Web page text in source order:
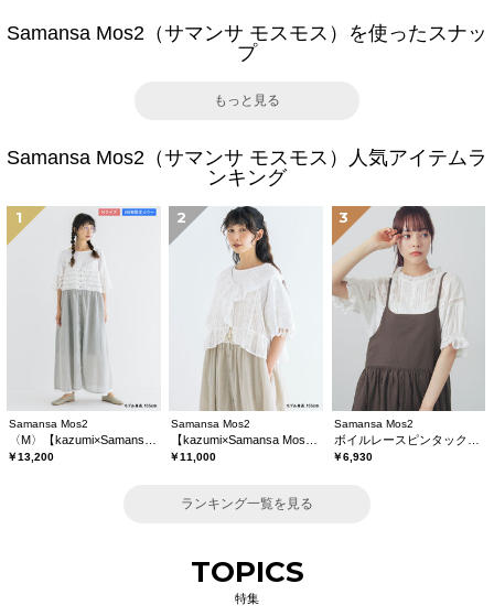
Samansa Mos2（サマンサ モスモス）を使ったスナッ
プ
もっと見る
Samansa Mos2（サマンサ モスモス）人気アイテムラ
ンキング
1
Samansa Mos2
￥13,200
2
Samansa Mos2
￥11,000
3
Samansa Mos2
￥6,930
ランキング一覧を見る
TOPICS
特集